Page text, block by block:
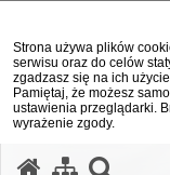
Strona używa plików
serwisu oraz do celów
zgadzasz się na ich
Pamiętaj, że możesz
ustawienia przeglądarki.
wyrażenie zgody.